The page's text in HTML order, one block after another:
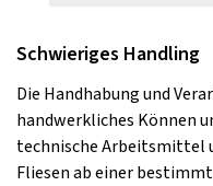
Schwieriges Handling
Die Handhabung und
handwerkliches Können
technische Arbeitsmittel
Fliesen ab einer